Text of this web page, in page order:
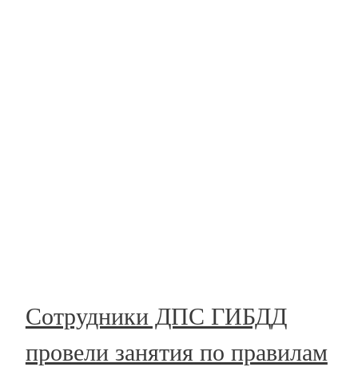
Сотрудники ДПС ГИБДД
провели занятия по правилам